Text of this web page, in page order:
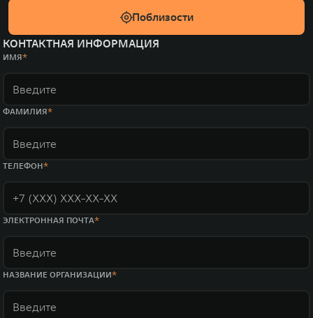
Поблизости
КОНТАКТНАЯ ИНФОРМАЦИЯ
ИМЯ
ФАМИЛИЯ
ТЕЛЕФОН
ЭЛЕКТРОННАЯ ПОЧТА
НАЗВАНИЕ ОРГАНИЗАЦИИ